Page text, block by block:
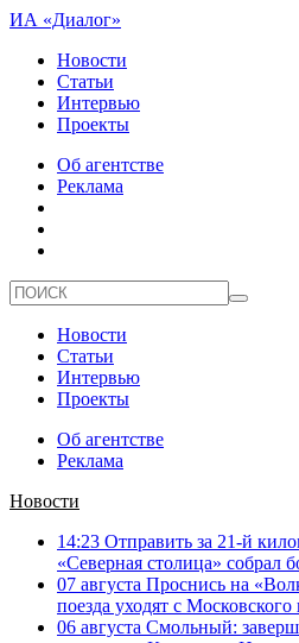
ИА «Диалог»
Новости
Статьи
Интервью
Проекты
Об агентстве
Реклама
Новости
Статьи
Интервью
Проекты
Об агентстве
Реклама
Новости
14:23 Отправить за 21-й
«Северная столица» собрал
07 августа Проснись на
поезда уходят с Московского
06 августа Смольный: